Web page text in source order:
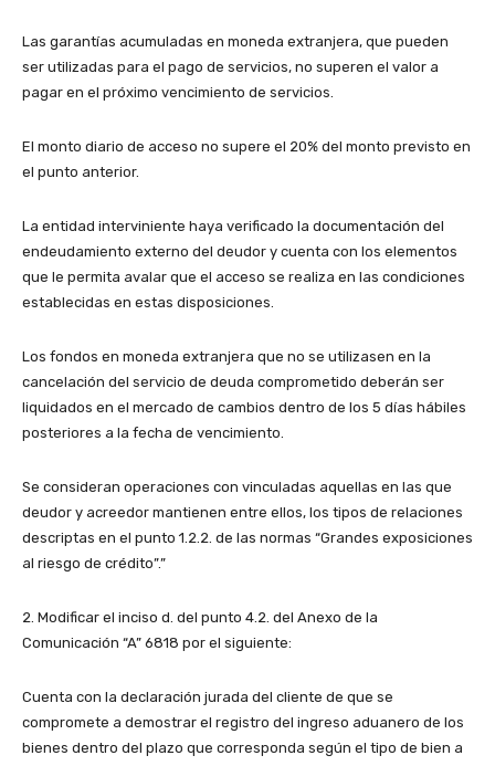
Las garantías acumuladas en moneda extranjera, que pueden
ser utilizadas para el pago de servicios, no superen el valor a
pagar en el próximo vencimiento de servicios.
El monto diario de acceso no supere el 20% del monto previsto en
el punto anterior.
La entidad interviniente haya verificado la documentación del
endeudamiento externo del deudor y cuenta con los elementos
que le permita avalar que el acceso se realiza en las condiciones
establecidas en estas disposiciones.
Los fondos en moneda extranjera que no se utilizasen en la
cancelación del servicio de deuda comprometido deberán ser
liquidados en el mercado de cambios dentro de los 5 días hábiles
posteriores a la fecha de vencimiento.
Se consideran operaciones con vinculadas aquellas en las que
deudor y acreedor mantienen entre ellos, los tipos de relaciones
descriptas en el punto 1.2.2. de las normas “Grandes exposiciones
al riesgo de crédito”.”
2. Modificar el inciso d. del punto 4.2. del Anexo de la
Comunicación “A” 6818 por el siguiente:
Cuenta con la declaración jurada del cliente de que se
compromete a demostrar el registro del ingreso aduanero de los
bienes dentro del plazo que corresponda según el tipo de bien a